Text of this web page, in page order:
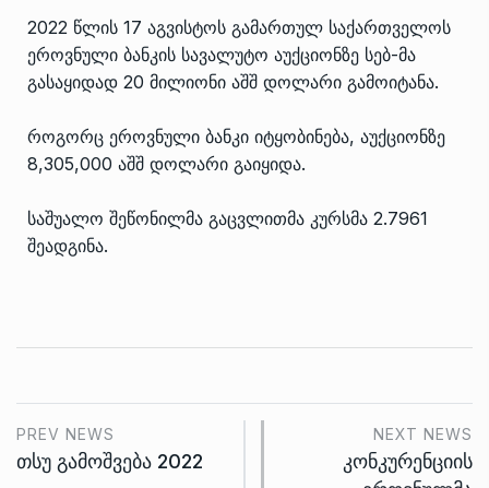
2022 წლის 17 აგვისტოს გამართულ საქართველოს
ეროვნული ბანკის სავალუტო აუქციონზე სებ-მა
გასაყიდად 20 მილიონი აშშ დოლარი გამოიტანა.
როგორც ეროვნული ბანკი იტყობინება, აუქციონზე
8,305,000 აშშ დოლარი გაიყიდა.
საშუალო შეწონილმა გაცვლითმა კურსმა 2.7961
შეადგინა.
PREV NEWS
თსუ გამოშვება 2022
NEXT NEWS
კონკურენციის